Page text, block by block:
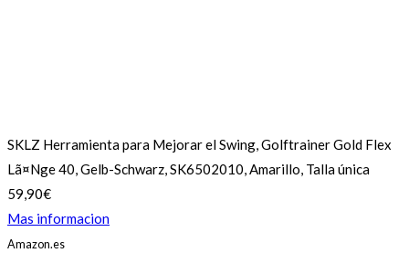
SKLZ Herramienta para Mejorar el Swing, Golftrainer Gold Flex
Lã¤Nge 40, Gelb-Schwarz, SK6502010, Amarillo, Talla única
59,90€
Mas informacion
Amazon.es